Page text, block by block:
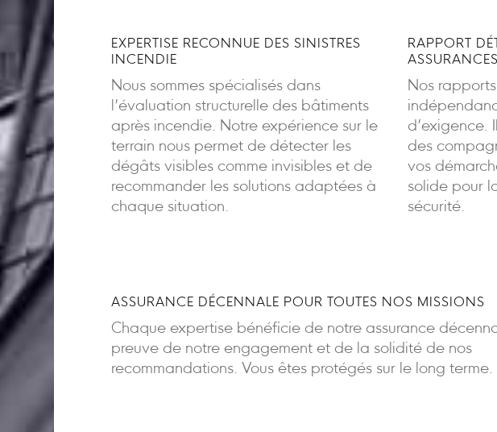
EXPERTISE RECONNUE DES SINISTRES
INCENDIE
Nous sommes spécialisés dans
l’évaluation structurelle des bâtiments
après incendie. Notre expérience sur le
terrain nous permet de détecter les
dégâts visibles comme invisibles et de
recommander les solutions adaptées à
chaque situation.
RAPPORT
ASSURANCES
Nos
d’exigence.
des
vos
solide pour
sécurité.
ASSURANCE DÉCENNALE POUR TOUTES NOS MISSIONS
Chaque expertise bénéficie de notre assurance
preuve de notre engagement et de la solidité de nos
recommandations. Vous êtes protégés sur le long terme.